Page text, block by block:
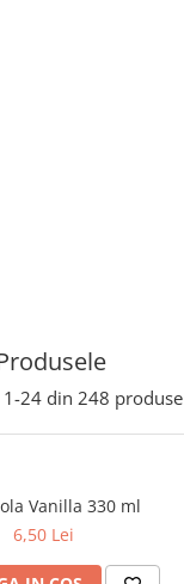
1-24 din 248 produse
Vanilla 330 ml
6,50 Lei